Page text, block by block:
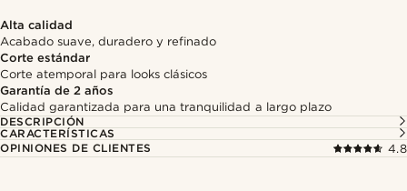
Alta calidad
Acabado suave, duradero y refinado
Corte estándar
Corte atemporal para looks clásicos
Garantía de 2 años
Calidad garantizada para una tranquilidad a largo plazo
DESCRIPCIÓN
CARACTERÍSTICAS
OPINIONES DE CLIENTES
4.8